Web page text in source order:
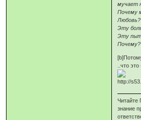
мучает
Почему
Любовь?
Эту
Эту
Почему?
..что
Читайте
знание